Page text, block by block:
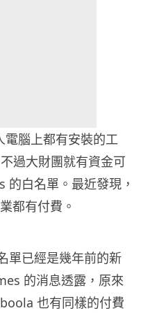
腦上都有安裝的工
過大財團就有資金可
白名單。最近發現，
都有付費。
單已經是幾年前的新
的消息透露，原來
也有同樣的付費